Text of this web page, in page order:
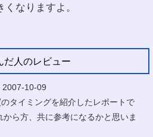
なりますよ。
だ人のレビュー
10-09
タイミングを紹介したレポートで
ら方、共に参考になるかと思いま